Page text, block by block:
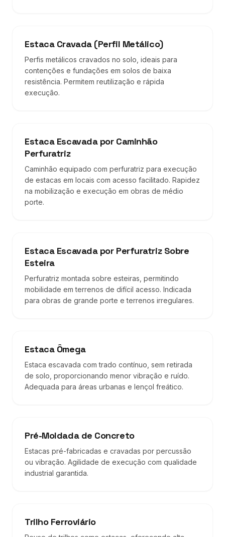
Estaca Cravada (Perfil Metálico)
Perfis metálicos cravados no solo, ideais para
contenções e fundações em solos de baixa
resistência. Permitem reutilização e rápida
execução.
Estaca Escavada por Caminhão
Perfuratriz
Caminhão equipado com perfuratriz para execução
de estacas em locais com acesso facilitado. Rapidez
na mobilização e execução em obras de médio
porte.
Estaca Escavada por Perfuratriz Sobre
Esteira
Perfuratriz montada sobre esteiras, permitindo
mobilidade em terrenos de difícil acesso. Indicada
para obras de grande porte e terrenos irregulares.
Estaca Ômega
Estaca escavada com trado contínuo, sem retirada
de solo, proporcionando menor vibração e ruído.
Adequada para áreas urbanas e lençol freático.
Pré-Moldada de Concreto
Estacas pré-fabricadas e cravadas por percussão
ou vibração. Agilidade de execução com qualidade
industrial garantida.
Trilho Ferroviário